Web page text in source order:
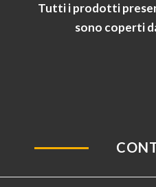
Tutti i prodotti
sono coperti